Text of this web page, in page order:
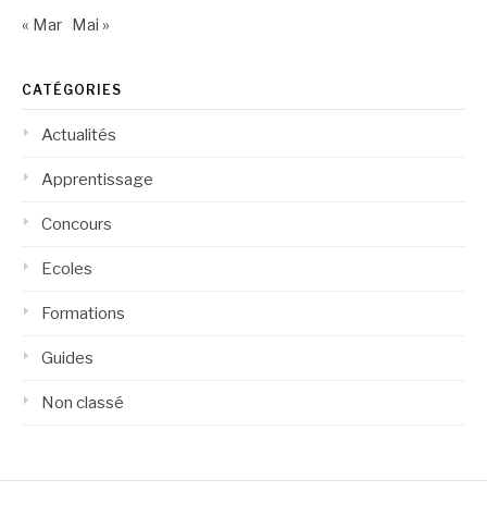
« Mar Mai »
CATÉGORIES
Actualités
Apprentissage
Concours
Ecoles
Formations
Guides
Non classé